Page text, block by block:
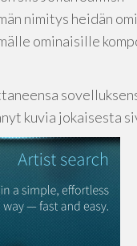
nimitys heidän
ominaisille
kuvia jokaisesta